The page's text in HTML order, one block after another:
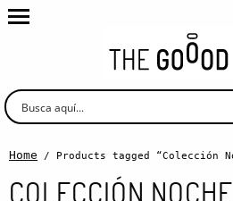
Home / Products tagged “Colección
COLECCIÓN